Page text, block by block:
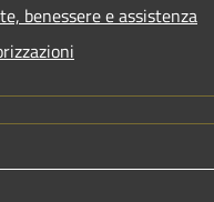
benessere e assistenza